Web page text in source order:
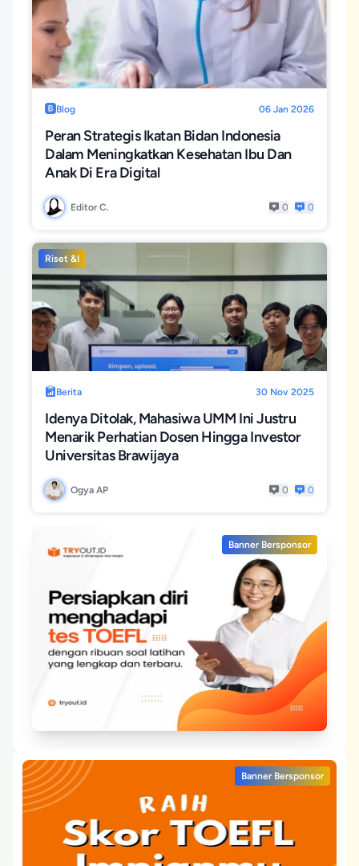
Blog 06 Jan 2026
Peran Strategis Ikatan Bidan Indonesia
Dalam Meningkatkan Kesehatan Ibu Dan
Anak Di Era Digital
Editor C. 0 0
Riset &I
Berita 30 Nov 2025
Idenya Ditolak, Mahasiwa UMM Ini Justru
Menarik Perhatian Dosen Hingga Investor
Universitas Brawijaya
Ogya AP 0 0
Banner Bersponsor
Banner Bersponsor